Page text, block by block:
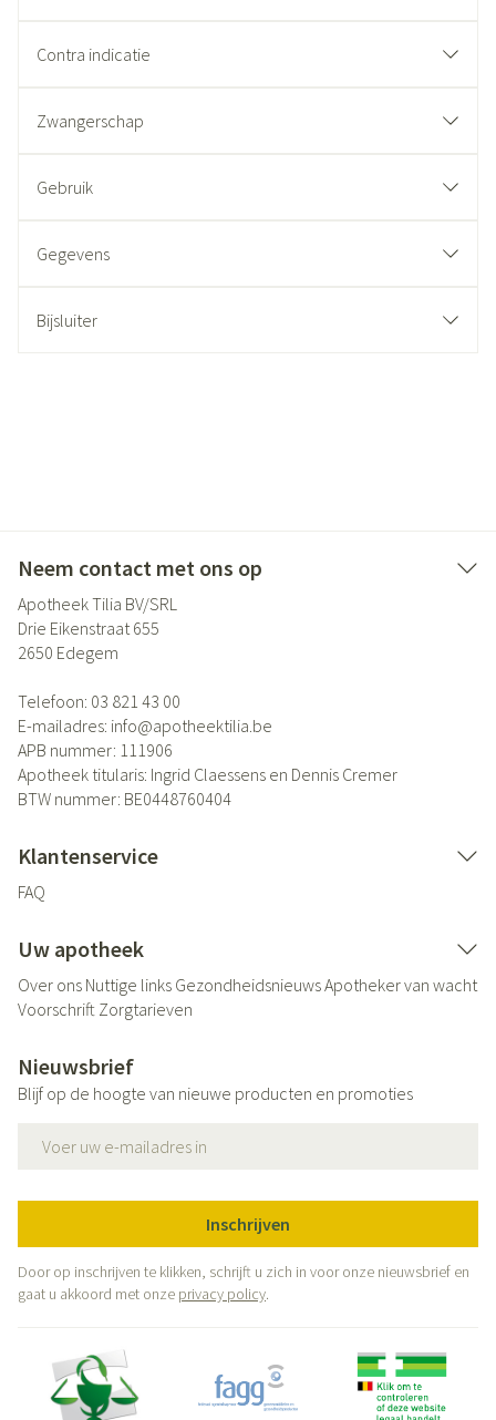
Contra indicatie
Zwangerschap
Gebruik
Gegevens
Bijsluiter
Neem contact met ons op
Apotheek Tilia BV/SRL
Drie Eikenstraat 655
2650 Edegem
Telefoon: 03 821 43 00
E-mailadres: info@apotheektilia.be
APB nummer: 111906
Apotheek titularis: Ingrid Claessens en Dennis Cremer
BTW nummer: BE0448760404
Klantenservice
FAQ
Uw apotheek
Over ons Nuttige links GezondheidsnieuwsApotheker van wacht
Voorschrift Zorgtarieven
Nieuwsbrief
Blijf op de hoogte van nieuwe producten en promoties
Inschrijven
Door op inschrijven te klikken, schrijft u zich in voor onze nieuwsbrief en
gaat u akkoord met onze privacy policy.